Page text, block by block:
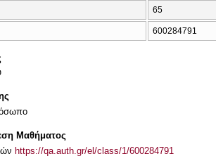
65
600284791
Μαθήματος
https://qa.auth.gr/el/class/1/600284791